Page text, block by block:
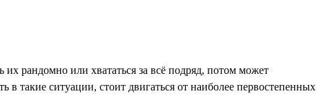
рандомно или хвататься за всё подряд, потом может
такие ситуации, стоит двигаться от наиболее первостепенных